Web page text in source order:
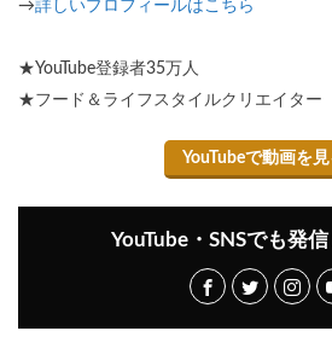
→詳しいプロフィールはこちら
★YouTube登録者35万人
★フード＆ライフスタイルクリエイター
YouTubeで動画を見
YouTube・SNSでも発